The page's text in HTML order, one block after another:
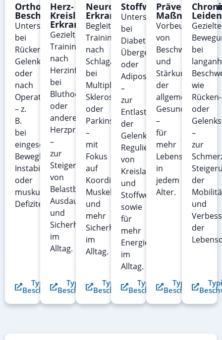
Orthopädische
Beschwerden
Unterstützung
bei
Rückenschmerzen,
Gelenkproblemen
oder
nach
Operationen
– z.
B.
bei
eingeschränkter
Beweglichkeit,
Instabilität
oder
muskulären
Defiziten.
Typische
Beschwerden
Herz-
Kreislauf-
Erkrankungen
Gezieltes
Training
nach
Herzinfarkt,
bei
Bluthochdruck
oder
anderen
Herzproblemen
–
zur
Steigerung
von
Belastbarkeit,
Ausdauer
und
Sicherheit
im
Alltag.
Typische
Beschwerden
Neurologische
Erkrankungen
Begleitendes
Training
nach
Schlaganfall,
bei
Multipler
Sklerose
oder
Parkinson
–
mit
Fokus
auf
Koordination,
Muskelkraft
und
mehr
Sicherheit
im
Alltag.
Typische
Beschwerden
Unterstützung
bei
Diabetes,
Übergewicht
oder
Adipositas
–
zur
Entlastung
der
Gelenke,
Regulierung
von
Kreislauf
und
Stoffwechsel
sowie
für
mehr
Energie
im
Alltag.
Typische
Beschwerden
Präventive
Maßnahmen
Vorbeugung
von
Beschwerden
und
Stärkung
der
allgemeinen
Gesundheit
–
für
mehr
Lebensqualität
in
jedem
Alter.
Typische
Beschwerden
Leiden
Gezielte
bei
wie
Rücken-
oder
–
zur
der
und
der